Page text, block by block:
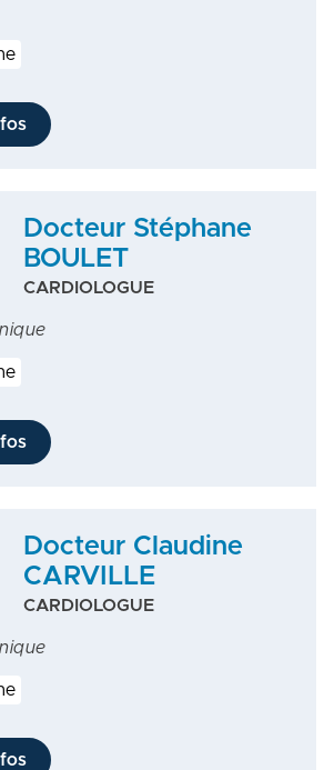
Docteur Stéphane
BOULET
CARDIOLOGUE
Docteur Claudine
CARVILLE
CARDIOLOGUE